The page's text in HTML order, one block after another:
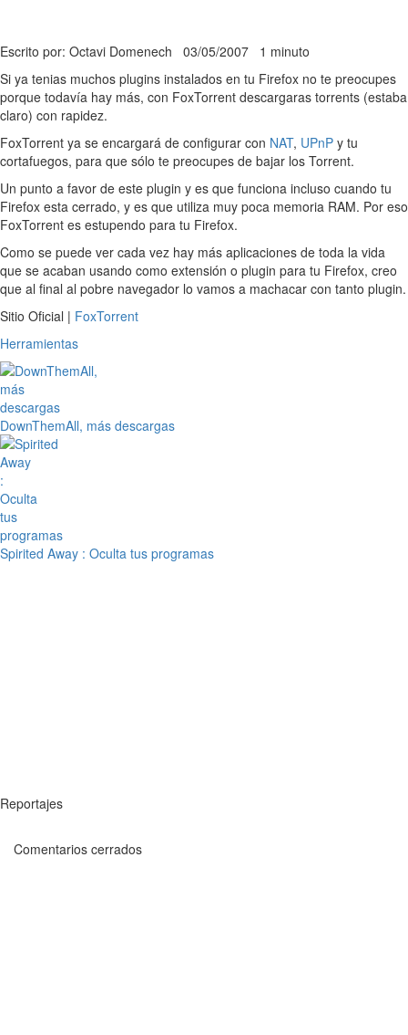
Escrito por: Octavi Domenech 03/05/2007 1 minuto
Si ya tenias muchos plugins instalados en tu Firefox no te preocupes
porque todavía hay más, con FoxTorrent descargaras torrents (estaba
claro) con rapidez.
FoxTorrent ya se encargará de configurar con NAT, UPnP y tu
cortafuegos, para que sólo te preocupes de bajar los Torrent.
Un punto a favor de este plugin y es que funciona incluso cuando tu
Firefox esta cerrado, y es que utiliza muy poca memoria RAM. Por eso
FoxTorrent es estupendo para tu Firefox.
Como se puede ver cada vez hay más aplicaciones de toda la vida
que se acaban usando como extensión o plugin para tu Firefox, creo
que al final al pobre navegador lo vamos a machacar con tanto plugin.
Sitio Oficial | FoxTorrent
Herramientas
DownThemAll, más descargas
Spirited Away : Oculta tus programas
Reportajes
Comentarios cerrados